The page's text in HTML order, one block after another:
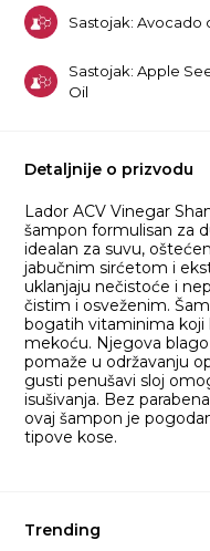
Sastojak: Avocado
Sastojak: Apple
Oil
Detaljnije o prizvodu
Lador ACV Vinegar
šampon formulisan za
idealan za suvu,
jabučnim sirćetom i
uklanjaju nečistoće i
čistim i osveženim.
bogatih vitaminima koji
mekoću. Njegova
pomaže u održavanju
gusti penušavi sloj
isušivanja. Bez
ovaj šampon je
tipove kose.
Trending